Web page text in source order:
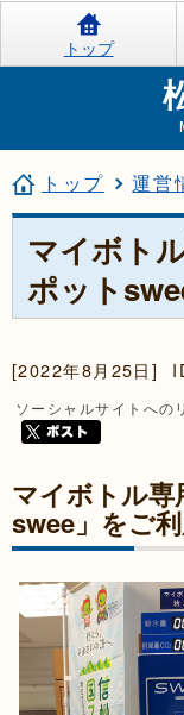
トップ
トップ 運営
マイボト
ポット
[2022年8月25日]
ソーシャルサイトへの
マイボトル専
swee」をご